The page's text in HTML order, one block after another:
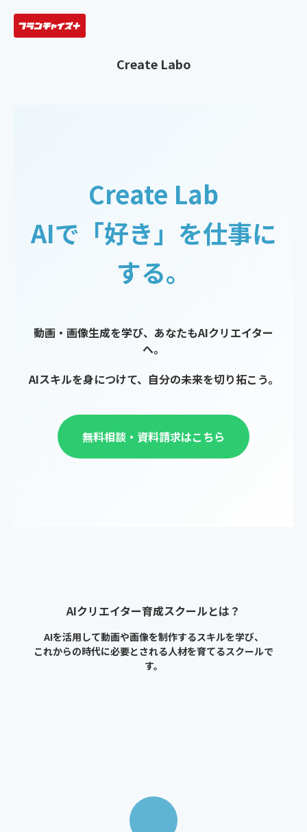
Create Labo
Create Lab
AIで「好き」を仕事に
する。
動画・画像生成を学び、あなたもAIクリエイター
へ。
AIスキルを身につけて、自分の未来を切り拓こう。
無料相談・資料請求はこちら
AIクリエイター育成スクールとは？
AIを活用して動画や画像を制作するスキルを学び、
これからの時代に必要とされる人材を育てるスクールで
す。